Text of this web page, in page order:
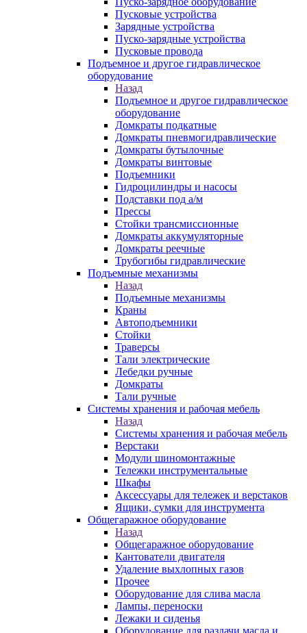
Пусковые устройства
Зарядные устройства
Пуско-зарядные устройства
Пусковые провода
Подъемное и другое гидравлическое
оборудование
Назад
Подъемное и другое гидравлическое
оборудование
Домкраты подкатные
Домкраты пневмогидравлические
Домкраты бутылочные
Домкраты винтовые
Подъемники
Гидроцилиндры и насосы
Подставки под а/м
Прессы
Стойки трансмиссионные
Домкраты аккумуляторные
Домкраты реечные
Трубогибы гидравлические
Подъемные механизмы
Назад
Подъемные механизмы
Краны
Автоподъемники
Стойки
Траверсы
Тали электрические
Лебедки ручные
Домкраты
Тали ручные
Системы хранения и рабочая мебель
Назад
Системы хранения и рабочая мебель
Верстаки
Модули шиномонтажные
Тележки инструментальные
Шкафы
Аксессуары для тележек и верстаков
Ящики, сумки для инструмента
Общегаражное оборудование
Назад
Общегаражное оборудование
Кантователи двигателя
Удаление выхлопных газов
Прочее
Оборудование для слива масла
Лампы, переноски
Лежаки и сиденья
Оборудование для раздачи масла и